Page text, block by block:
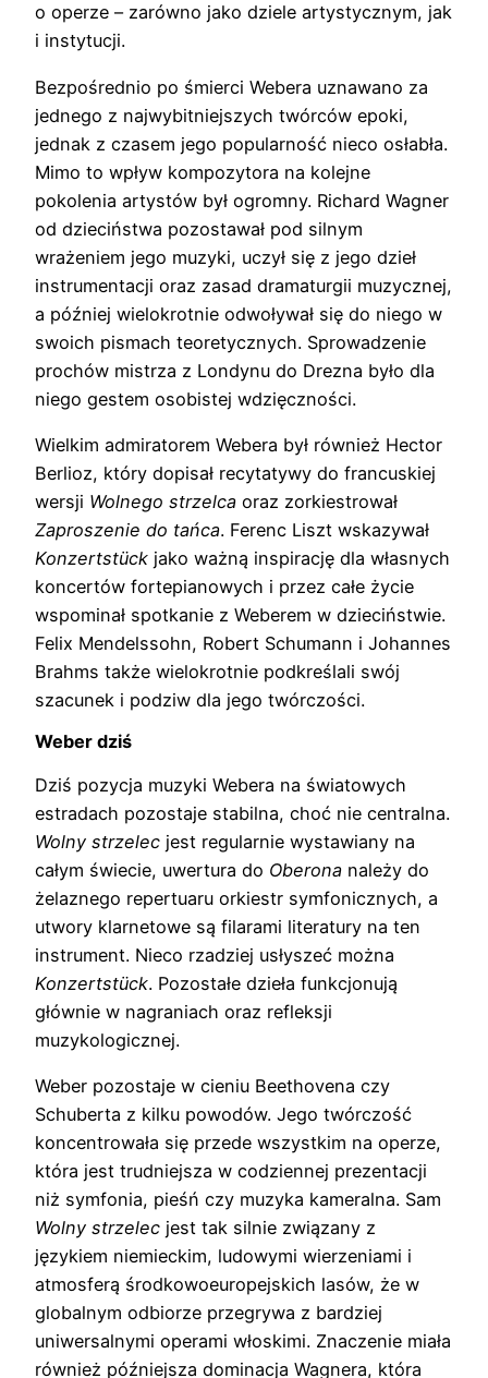
o operze – zarówno jako dziele artystycznym, jak
i instytucji.
Bezpośrednio po śmierci Webera uznawano za
jednego z najwybitniejszych twórców epoki,
jednak z czasem jego popularność nieco osłabła.
Mimo to wpływ kompozytora na kolejne
pokolenia artystów był ogromny. Richard Wagner
od dzieciństwa pozostawał pod silnym
wrażeniem jego muzyki, uczył się z jego dzieł
instrumentacji oraz zasad dramaturgii muzycznej,
a później wielokrotnie odwoływał się do niego w
swoich pismach teoretycznych. Sprowadzenie
prochów mistrza z Londynu do Drezna było dla
niego gestem osobistej wdzięczności.
Wielkim admiratorem Webera był również Hector
Berlioz, który dopisał recytatywy do francuskiej
wersji Wolnego strzelca oraz zorkiestrował
Zaproszenie do tańca. Ferenc Liszt wskazywał
Konzertstück jako ważną inspirację dla własnych
koncertów fortepianowych i przez całe życie
wspominał spotkanie z Weberem w dzieciństwie.
Felix Mendelssohn, Robert Schumann i Johannes
Brahms także wielokrotnie podkreślali swój
szacunek i podziw dla jego twórczości.
Weber dziś
Dziś pozycja muzyki Webera na światowych
estradach pozostaje stabilna, choć nie centralna.
Wolny strzelec jest regularnie wystawiany na
całym świecie, uwertura do Oberona należy do
żelaznego repertuaru orkiestr symfonicznych, a
utwory klarnetowe są filarami literatury na ten
instrument. Nieco rzadziej usłyszeć można
Konzertstück. Pozostałe dzieła funkcjonują
głównie w nagraniach oraz refleksji
muzykologicznej.
Weber pozostaje w cieniu Beethovena czy
Schuberta z kilku powodów. Jego twórczość
koncentrowała się przede wszystkim na operze,
która jest trudniejsza w codziennej prezentacji
niż symfonia, pieśń czy muzyka kameralna. Sam
Wolny strzelec jest tak silnie związany z
językiem niemieckim, ludowymi wierzeniami i
atmosferą środkowoeuropejskich lasów, że w
globalnym odbiorze przegrywa z bardziej
uniwersalnymi operami włoskimi. Znaczenie miała
również późniejsza dominacja Wagnera, która